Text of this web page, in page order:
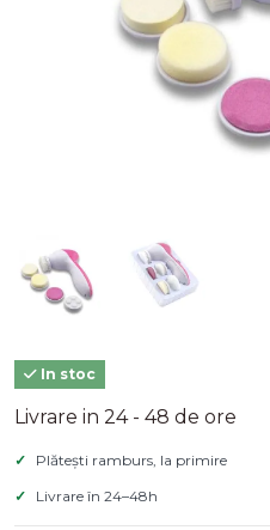
In stoc
Livrare in 24 - 48 de ore
Plătești ramburs, la primire
Livrare în 24–48h